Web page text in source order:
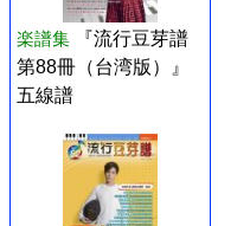
楽譜集
『流行豆芽譜
第88冊（台湾版）』
五線譜